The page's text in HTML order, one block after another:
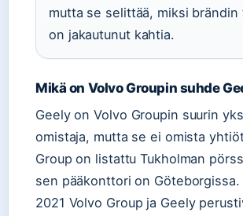
mutta se selittää, miksi brändin
on jakautunut kahtia.
Mikä on Volvo Groupin suhde
Geely on Volvo Groupin suurin
omistaja, mutta se ei omista
Group on listattu Tukholman
sen pääkonttori on Göteborgissa.
2021 Volvo Group ja Geely